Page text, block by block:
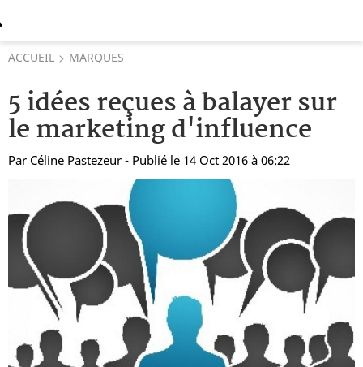
ACCUEIL MARQUES
5 idées reçues à balayer sur
le marketing d'influence
Par Céline Pastezeur - Publié le 14 Oct 2016 à 06:22